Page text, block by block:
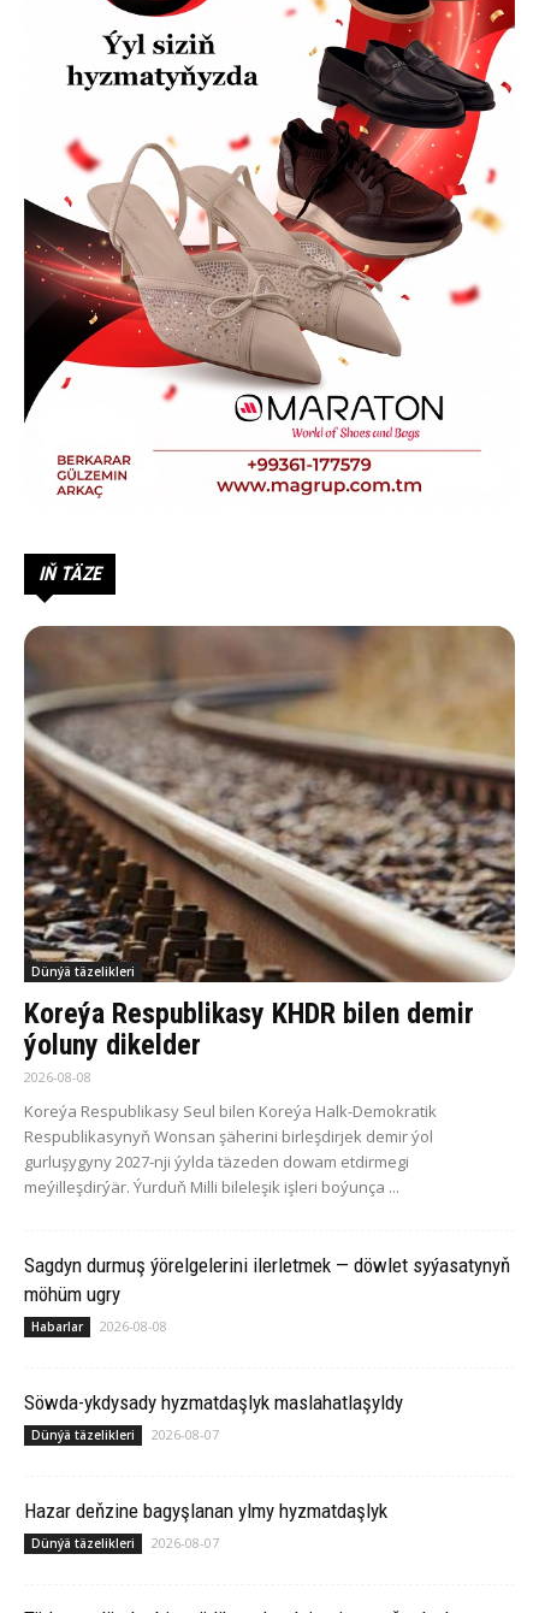
IŇ TÄZE
Dünýä täzelikleri
Koreýa Respublikasy KHDR bilen demir
ýoluny dikelder
2026-08-08
Koreýa Respublikasy Seul bilen Koreýa Halk-Demokratik
Respublikasynyň Wonsan şäherini birleşdirjek demir ýol
gurluşygyny 2027-nji ýylda täzeden dowam etdirmegi
meýilleşdirýär. Ýurduň Milli bileleşik işleri boýunça ...
Sagdyn durmuş ýörelgelerini ilerletmek — döwlet syýasatynyň
möhüm ugry
Habarlar 2026-08-08
Söwda-ykdysady hyzmatdaşlyk maslahatlaşyldy
Dünýä täzelikleri 2026-08-07
Hazar deňzine bagyşlanan ylmy hyzmatdaşlyk
Dünýä täzelikleri 2026-08-07